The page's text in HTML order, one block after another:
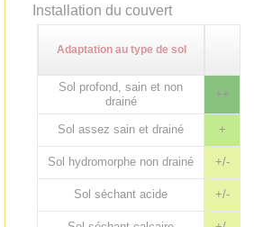
Installation du couvert
Adaptation au type de sol
Sol profond, sain et non
drainé
++
Sol assez sain et drainé +
Sol hydromorphe non drainé +/-
Sol séchant acide +/-